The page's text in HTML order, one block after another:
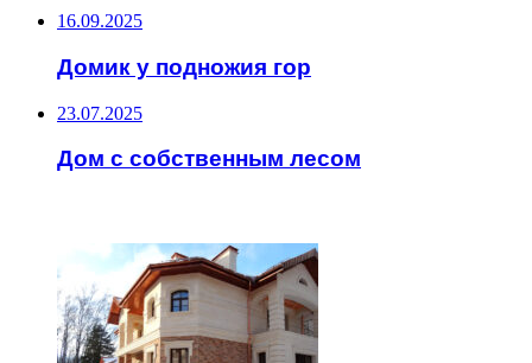
16.09.2025
Домик у подножия гор
23.07.2025
Дом с собственным лесом